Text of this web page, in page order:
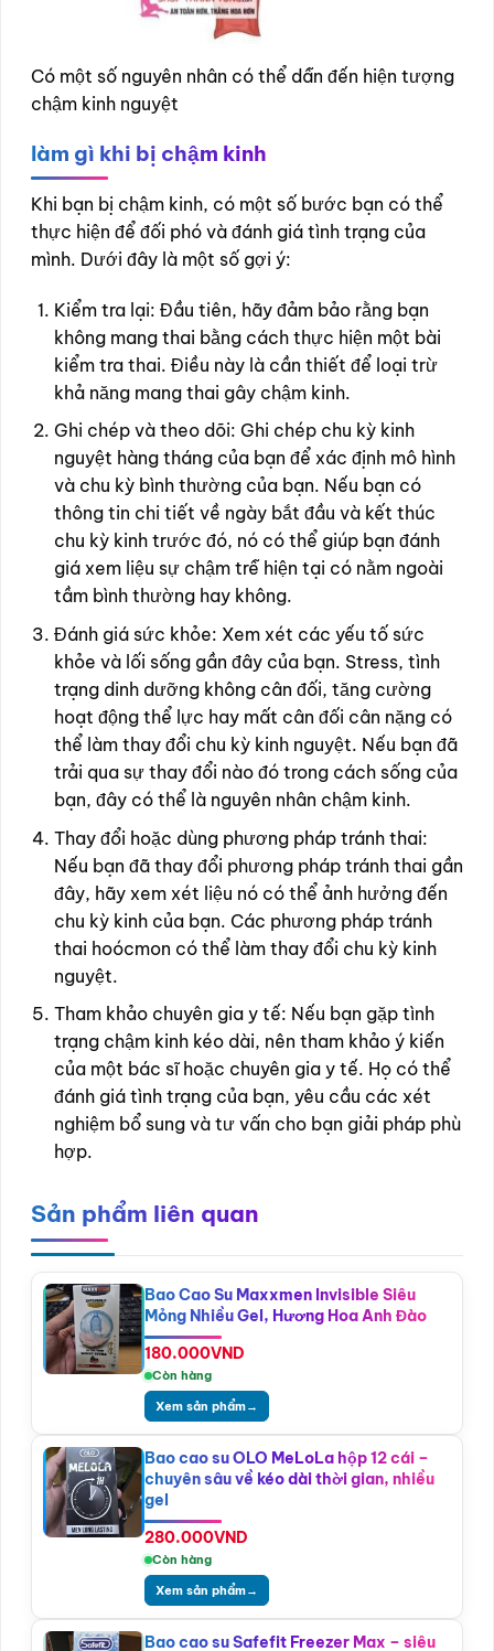
Có một số nguyên nhân có thể dẫn đến hiện tượng
chậm kinh nguyệt
làm gì khi bị chậm kinh
Khi bạn bị chậm kinh, có một số bước bạn có thể
thực hiện để đối phó và đánh giá tình trạng của
mình. Dưới đây là một số gợi ý:
Kiểm tra lại: Đầu tiên, hãy đảm bảo rằng bạn
không mang thai bằng cách thực hiện một bài
kiểm tra thai. Điều này là cần thiết để loại trừ
khả năng mang thai gây chậm kinh.
Ghi chép và theo dõi: Ghi chép chu kỳ kinh
nguyệt hàng tháng của bạn để xác định mô hình
và chu kỳ bình thường của bạn. Nếu bạn có
thông tin chi tiết về ngày bắt đầu và kết thúc
chu kỳ kinh trước đó, nó có thể giúp bạn đánh
giá xem liệu sự chậm trễ hiện tại có nằm ngoài
tầm bình thường hay không.
Đánh giá sức khỏe: Xem xét các yếu tố sức
khỏe và lối sống gần đây của bạn. Stress, tình
trạng dinh dưỡng không cân đối, tăng cường
hoạt động thể lực hay mất cân đối cân nặng có
thể làm thay đổi chu kỳ kinh nguyệt. Nếu bạn đã
trải qua sự thay đổi nào đó trong cách sống của
bạn, đây có thể là nguyên nhân chậm kinh.
Thay đổi hoặc dùng phương pháp tránh thai:
Nếu bạn đã thay đổi phương pháp tránh thai gần
đây, hãy xem xét liệu nó có thể ảnh hưởng đến
chu kỳ kinh của bạn. Các phương pháp tránh
thai hoócmon có thể làm thay đổi chu kỳ kinh
nguyệt.
Tham khảo chuyên gia y tế: Nếu bạn gặp tình
trạng chậm kinh kéo dài, nên tham khảo ý kiến
của một bác sĩ hoặc chuyên gia y tế. Họ có thể
đánh giá tình trạng của bạn, yêu cầu các xét
nghiệm bổ sung và tư vấn cho bạn giải pháp phù
hợp.
Sản phẩm liên quan
Bao Cao Su Maxxmen Invisible Siêu
Mỏng Nhiều Gel, Hương Hoa Anh Đào
180.000VND
Còn hàng
Xem sản phẩm→
Bao cao su OLO MeLoLa hộp 12 cái –
chuyên sâu về kéo dài thời gian, nhiều
gel
280.000VND
Còn hàng
Xem sản phẩm→
Bao cao su Safefit Freezer Max – siêu